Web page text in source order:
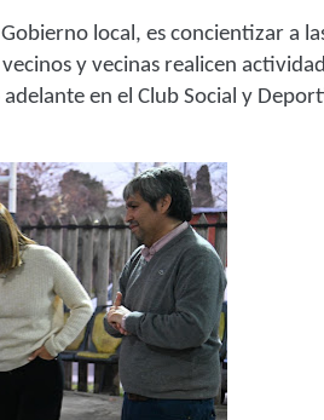
local, es concientizar a
y vecinas realicen
en el Club Social y